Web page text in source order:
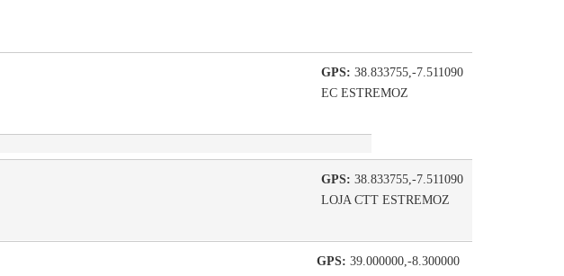
GPS: 38.833755,-7.511090
EC ESTREMOZ
GPS: 38.833755,-7.511090
LOJA CTT ESTREMOZ
GPS: 39.000000,-8.300000